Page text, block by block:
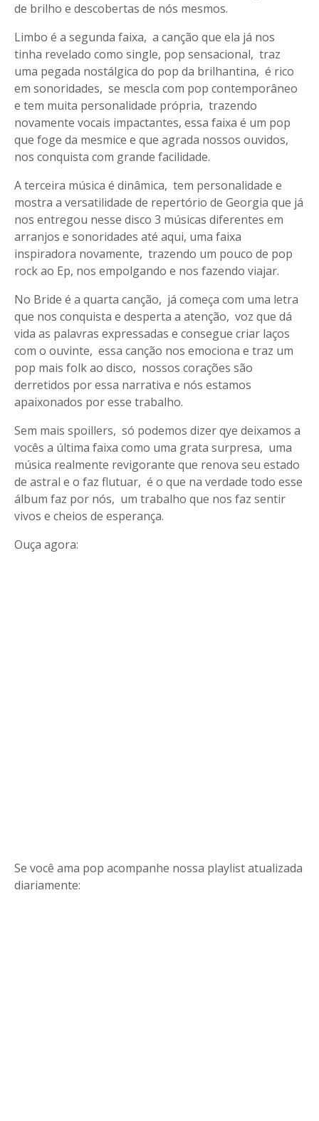
de brilho e descobertas de nós mesmos.
Limbo é a segunda faixa, a canção que ela já nos
tinha revelado como single, pop sensacional, traz
uma pegada nostálgica do pop da brilhantina, é rico
em sonoridades, se mescla com pop contemporâneo
e tem muita personalidade própria, trazendo
novamente vocais impactantes, essa faixa é um pop
que foge da mesmice e que agrada nossos ouvidos,
nos conquista com grande facilidade.
A terceira música é dinâmica, tem personalidade e
mostra a versatilidade de repertório de Georgia que já
nos entregou nesse disco 3 músicas diferentes em
arranjos e sonoridades até aqui, uma faixa
inspiradora novamente, trazendo um pouco de pop
rock ao Ep, nos empolgando e nos fazendo viajar.
No Bride é a quarta canção, já começa com uma letra
que nos conquista e desperta a atenção, voz que dá
vida as palavras expressadas e consegue criar laços
com o ouvinte, essa canção nos emociona e traz um
pop mais folk ao disco, nossos corações são
derretidos por essa narrativa e nós estamos
apaixonados por esse trabalho.
Sem mais spoillers, só podemos dizer qye deixamos a
vocês a última faixa como uma grata surpresa, uma
música realmente revigorante que renova seu estado
de astral e o faz flutuar, é o que na verdade todo esse
álbum faz por nós, um trabalho que nos faz sentir
vivos e cheios de esperança.
Ouça agora:
Se você ama pop acompanhe nossa playlist atualizada
diariamente: